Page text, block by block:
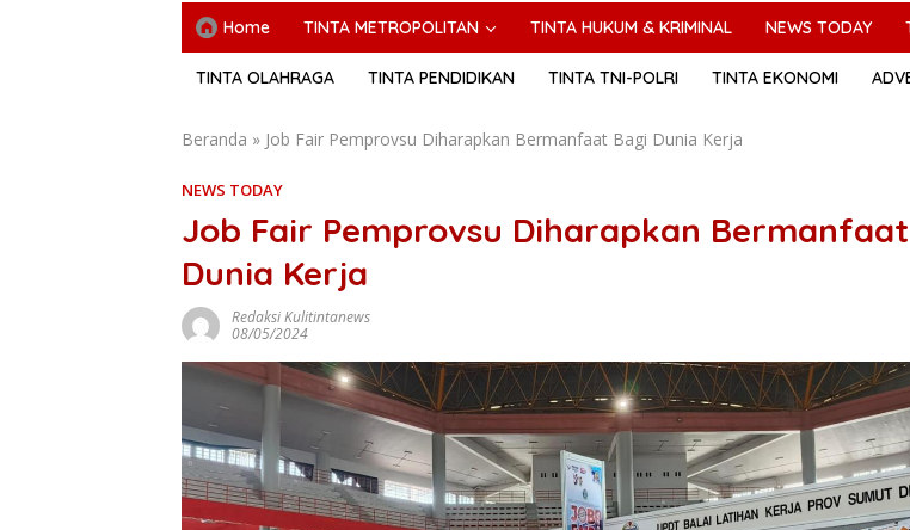
Home TINTA METROPOLITAN TINTA HUKUM & KRIMINAL NEWS TODAY
TINTA OLAHRAGA TINTA PENDIDIKAN TINTA TNI-POLRI TINTA EKONOMI
Beranda » Job Fair Pemprovsu Diharapkan Bermanfaat Bagi Dunia Kerja
NEWS TODAY
Job Fair Pemprovsu Diharapkan
Dunia Kerja
Redaksi Kulitintanews
08/05/2024